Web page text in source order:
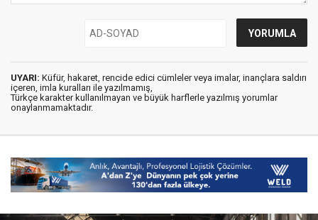
UYARI: Küfür, hakaret, rencide edici cümleler veya imalar, inançlara saldırı
içeren, imla kuralları ile yazılmamış,
Türkçe karakter kullanılmayan ve büyük harflerle yazılmış yorumlar
onaylanmamaktadır.